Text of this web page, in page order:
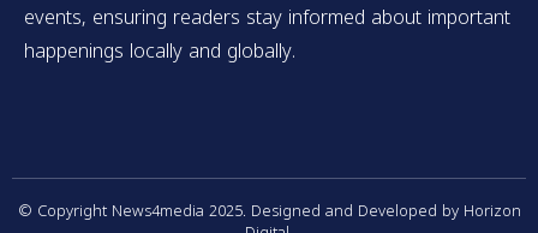
events, ensuring readers stay informed about important
happenings locally and globally.
© Copyright News4media 2025. Designed and Developed by Horizon